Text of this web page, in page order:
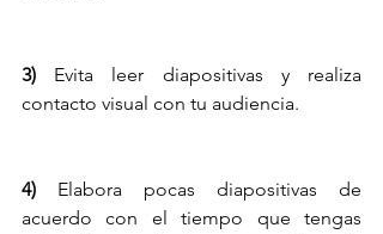
3) Evita leer diapositivas y realiza
contacto visual con tu audiencia.
4) Elabora pocas diapositivas de
acuerdo con el tiempo que tengas